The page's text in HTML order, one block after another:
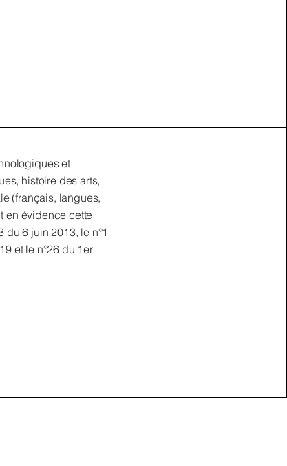
et
histoire des arts,
(français, langues,
en évidence cette
6 juin 2013, le n°1
et le n°26 du 1er